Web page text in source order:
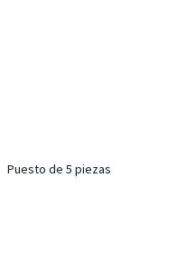
Puesto de 5 piezas